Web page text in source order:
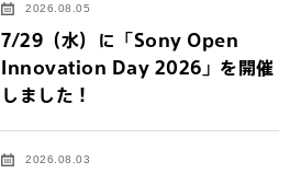
2026.08.05
7/29（水）に「Sony Open
Innovation Day 2026」を開催
しました！
2026.08.03